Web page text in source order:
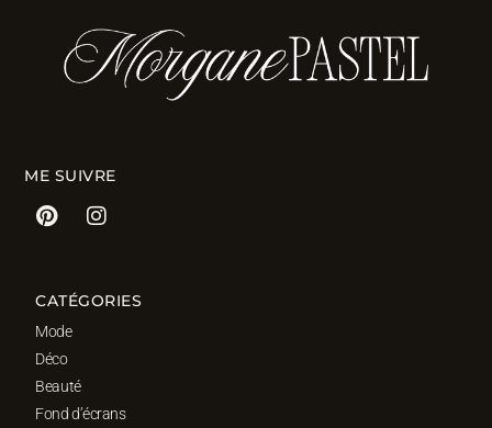
ME SUIVRE
CATÉGORIES
Mode
Déco
Beauté
Fond d’écrans